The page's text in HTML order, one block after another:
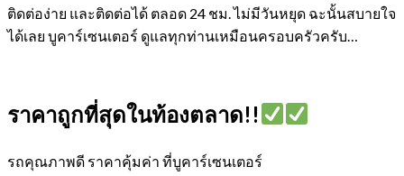
ติดต่อง่าย และติดต่อได้ ตลอด 24 ชม. ไม่มีวันหยุด ฉะนั้นสบายใจ
ได้เลย บูคาร์เซนเตอร์ ดูแลทุกท่านเหมือนครอบครัวครับ…
ราคาถูกที่สุดในท้องตลาด!!
รถคุณภาพดี ราคาคุ้มค่า ที่บูคาร์เซนเตอร์